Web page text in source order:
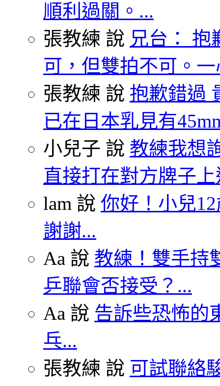
順利過關。...
張教練 說 兄台： 抱
可，但雙拍不可。一
張教練 說 抱歉錯過
已在日本乳見有
小兒子 說 教練我想
直接打在對方牌子
lam 說 你好！小兒
謝謝...
Aa 說 教練！雙手持
乒聯會否接受？...
Aa 說 告訴些恐怖的
乓...
張教練 說 可試聯絡